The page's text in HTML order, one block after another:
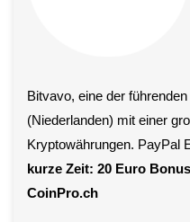
Bitvavo, eine der
(Niederlanden) mit einer
Kryptowährungen. PayPal
kurze Zeit: 20 Euro
CoinPro.ch